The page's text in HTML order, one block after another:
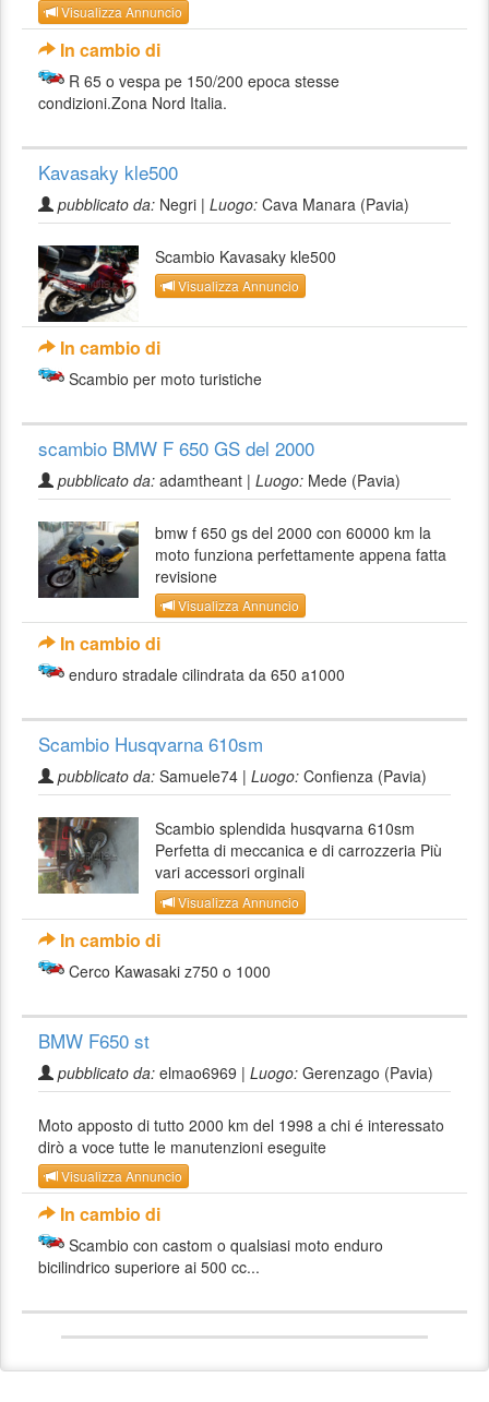
Visualizza Annuncio
In cambio di
R 65 o vespa pe 150/200 epoca stesse
condizioni.Zona Nord Italia.
Kavasaky kle500
pubblicato da: Negri | Luogo: Cava Manara (Pavia)
Scambio Kavasaky kle500
Visualizza Annuncio
In cambio di
Scambio per moto turistiche
scambio BMW F 650 GS del 2000
pubblicato da: adamtheant | Luogo: Mede (Pavia)
bmw f 650 gs del 2000 con 60000 km la
moto funziona perfettamente appena fatta
revisione
Visualizza Annuncio
In cambio di
enduro stradale cilindrata da 650 a1000
Scambio Husqvarna 610sm
pubblicato da: Samuele74 | Luogo: Confienza (Pavia)
Scambio splendida husqvarna 610sm
Perfetta di meccanica e di carrozzeria Più
vari accessori orginali
Visualizza Annuncio
In cambio di
Cerco Kawasaki z750 o 1000
BMW F650 st
pubblicato da: elmao6969 | Luogo: Gerenzago (Pavia)
Moto apposto di tutto 2000 km del 1998 a chi é interessato
dirò a voce tutte le manutenzioni eseguite
Visualizza Annuncio
In cambio di
Scambio con castom o qualsiasi moto enduro
bicilindrico superiore ai 500 cc...